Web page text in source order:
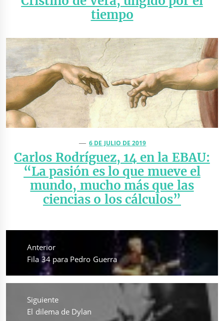
tiempo
6 DE JULIO DE 2019
Carlos Rodríguez, 14 en la EBAU:
“La pasión es lo que mueve el
mundo, mucho más que las
ciencias o los cálculos”
Navegación
entradas
Anterior
Entrada
anterior:
Fila 34 para Pedro Guerra
Siguiente
Entrada
El dilema de Dylan